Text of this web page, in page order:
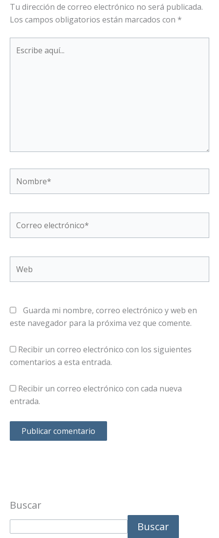
Tu dirección de correo electrónico no será publicada.
Los campos obligatorios están marcados con *
aquí...
electrónico*
Guarda mi nombre, correo electrónico y web en
este navegador para la próxima vez que comente.
Recibir un correo electrónico con los siguientes
comentarios a esta entrada.
Recibir un correo electrónico con cada nueva
entrada.
Buscar
Buscar